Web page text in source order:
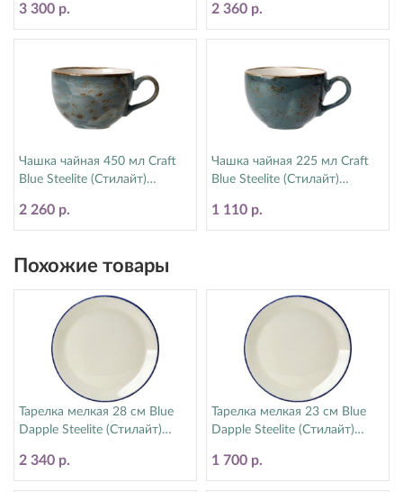
3 300 р. 2 360 р.
Чашка чайная 450 мл Craft
Blue Steelite (Стилайт)
2 260 р.
Чашка чайная 225 мл Craft
Blue Steelite (Стилайт)
1 110 р.
Похожие товары
Тарелка мелкая 28 см Blue
Dapple Steelite (Стилайт)
2 340 р.
Тарелка мелкая 23 см Blue
Dapple Steelite (Стилайт)
1 700 р.